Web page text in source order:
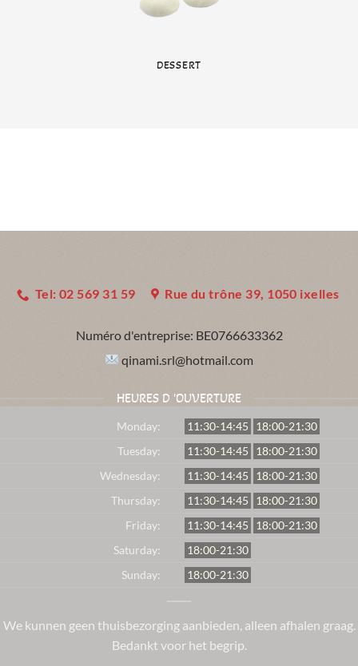
DESSERT
Tel: 02 569 31 59 Rue du trône 39, 1050 ixelles
Numéro d'entreprise: BE0766633362
qinami.srl@hotmail.com
HEURES D 'OUVERTURE
Monday: 11:30-14:45
18:00-21:30
Tuesday:
11:30-14:45
18:00-21:30
Wednesday:
11:30-14:45
18:00-21:30
Thursday:
11:30-14:45
18:00-21:30
Friday:
11:30-14:45
18:00-21:30
Saturday:
18:00-21:30
Sunday:
18:00-21:30
We kunnen geen thuisbezorging aanbieden, alleen afhalen graag.
Bedankt voor het begrip.